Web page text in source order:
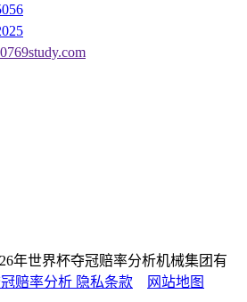
年世界杯夺冠赔率分析机械集团有
赔率分析 隐私条款
网站地图